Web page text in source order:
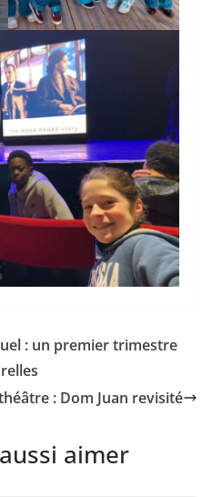
: un premier trimestre
: Dom Juan revisité
aimer